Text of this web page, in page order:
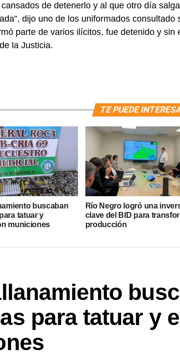
cansados de detenerlo y al que otro día
dijo uno de los uniformados
parte de varios ilícitos, fue detenido y sin
la Justicia.
TE PUEDE
buscaban
tatuar y
municiones
Río Negro logró una
clave del BID para
producción
para tatuar y